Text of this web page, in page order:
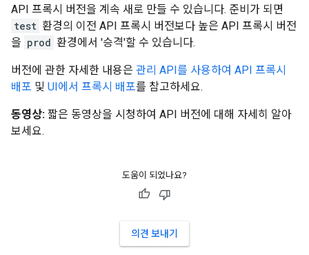
API 프록시 버전을 계속 새로 만들 수 있습니다. 준비가 되면
test 환경의 이전 API 프록시 버전보다 높은 API 프록시 버전
을 prod 환경에서 '승격'할 수 있습니다.
버전에 관한 자세한 내용은 관리 API를 사용하여 API 프록시
배포 및 UI에서 프록시 배포를 참고하세요.
동영상: 짧은 동영상을 시청하여 API 버전에 대해 자세히 알아
보세요.
도움이 되었나요?
의견 보내기